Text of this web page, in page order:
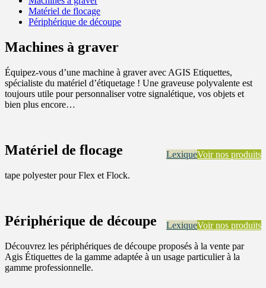
Matériel de flocage
Périphérique de découpe
Machines à graver
Équipez-vous d’une machine à graver avec AGIS Etiquettes,
spécialiste du matériel d’étiquetage ! Une graveuse polyvalente est
toujours utile pour personnaliser votre signalétique, vos objets et
bien plus encore…
LexiqueVoir nos produits
Matériel de flocage
tape polyester pour Flex et Flock.
LexiqueVoir nos produits
Périphérique de découpe
Découvrez les périphériques de découpe proposés à la vente par
Agis Étiquettes de la gamme adaptée à un usage particulier à la
gamme professionnelle.